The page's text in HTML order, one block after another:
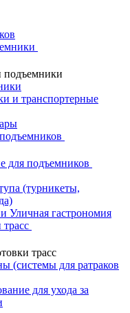
подъемники
и транспортерные
для подъемников
(турникеты,
Уличная гастрономия
трасс
(системы для ратраков
для ухода за